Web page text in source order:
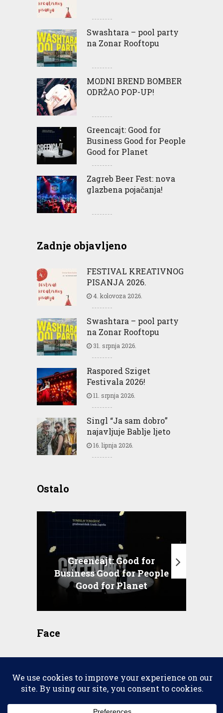
Swashtara – pool party
na Zonar Rooftopu
MODNI BREND BOMBER
ODRŽAO POP-UP!
Greencajt: Good for
Business Good for People
Good for Planet
Zagreb Beer Fest: nova
glazbena pojačanja!
Zadnje objavljeno
FESTIVAL KREATIVNOG
PISANJA 2026.
4. kolovoza 2026.
Swashtara – pool party
na Zonar Rooftopu
31. srpnja 2026.
Raspored Sziget
Festivala 2026!
11. srpnja 2026.
Singl “Ja sam dobro”
najavljuje Bablje ljeto
16. lipnja 2026.
Ostalo
Greencajt: Good for
Business Good for People
Good for Planet
Face